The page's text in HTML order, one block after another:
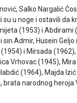
Salko Nargalić
u noge i ostavili da
(1953) i
Admir, Husein
i Mirsada
Vrhovac (1945),
(1964), Majda
brata narodnog